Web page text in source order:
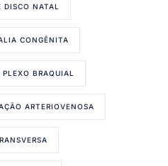
NATAL
CONGÊNITA
BRAQUIAL
ARTERIOVENOSA